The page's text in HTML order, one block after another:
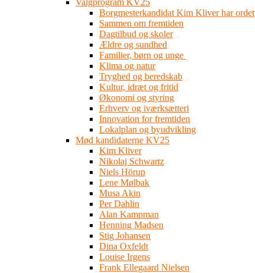
Valgprogram KV25
Borgmesterkandidat Kim Kliver har ordet
Sammen om fremtiden
Dagtilbud og skoler
Ældre og sundhed
Familier, børn og unge
Klima og natur
Tryghed og beredskab
Kultur, idræt og fritid
Økonomi og styring
Erhverv og iværksætteri
Innovation for fremtiden
Lokalplan og byudvikling
Mød kandidaterne KV25
Kim Kliver
Nikolaj Schwartz
Niels Hörup
Lene Mølbak
Musa Akin
Per Dahlin
Alan Kampman
Henning Madsen
Stig Johansen
Dina Oxfeldt
Louise Irgens
Frank Ellegaard Nielsen